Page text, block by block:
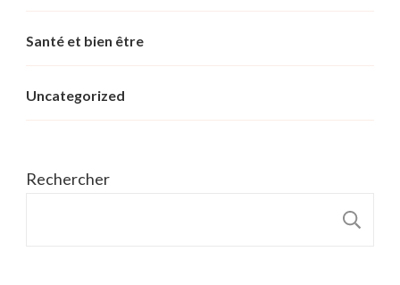
Santé et bien être
Uncategorized
Rechercher